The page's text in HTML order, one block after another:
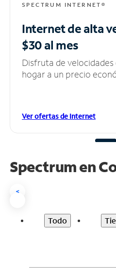
SPECTRUM INTERNET®
Internet de alta
$30 al mes
Disfruta de
hogar a un precio
Ver ofertas de Internet
Spectrum en
<
Todo